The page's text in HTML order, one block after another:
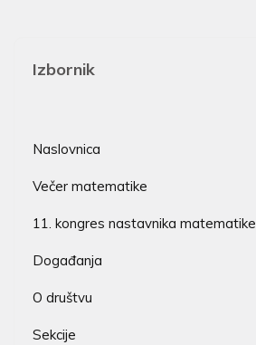
Izbornik
Naslovnica
Večer matematike
11. kongres nastavnika matematike
Događanja
O društvu
Sekcije